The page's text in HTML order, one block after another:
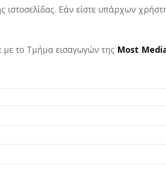
ιστοσελίδας. Εάν είστε υπάρχων
με το Τμήμα εισαγωγών της Most